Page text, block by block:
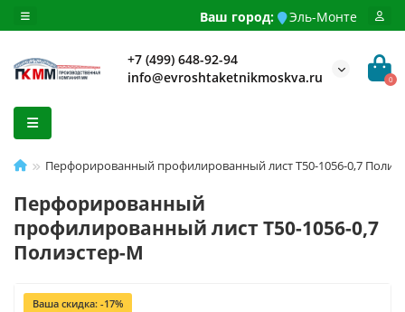
Ваш город: Эль-Монте
+7 (499) 648-92-94
info@evroshtaketnikmoskva.ru
0
Перфорированный профилированный лист Т50-1056-0,7
Перфорированный
профилированный лист Т50-1056-0,7
Полиэстер-М
Ваша скидка: -17%